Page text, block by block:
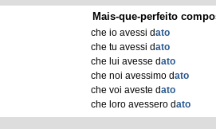
Mais-que-perfeito
che io avessi dato
che tu avessi dato
che lui avesse dato
che noi avessimo dato
che voi aveste dato
che loro avessero dato